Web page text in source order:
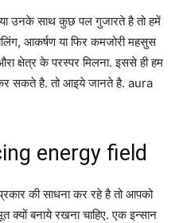
उनके साथ कुछ पल गुजारते है तो हमें
आकर्षण या फिर कमजोरी महसुस
क्षेत्र के परस्पर मिलना. इससे ही हम
सकते है. तो आइये जानते है. aura
energy field
की साधना कर रहे है तो आपको
क्यों बनाये रखना चाहिए. एक इन्सान